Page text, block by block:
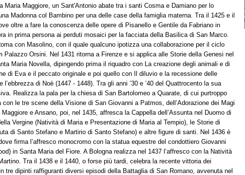
Maria Maggiore, un Sant'Antonio abate tra i santi Cosma e Damiano per lo
Madonna col Bambino per una delle case della famiglia materna. Tra il 1425 e il
oltre a fare la conoscenza delle opere di Pisanello e Gentile da Fabriano in
in prima persona ai perduti mosaici per la facciata della Basilica di San Marco.
con Masolino, con il quale qualcuno ipotizza una collaborazione per il ciclo
Palazzo Orsini. Nel 1431 ritorna a Firenze e si applica alle Storie della Genesi nel
Maria Novella, dipingendo prima il riquadro con La creazione degli animali e di
di Eva e il peccato originale e poi quello con Il diluvio e la recessione delle
di Noè (1447 - 1448). Tra gli anni ’30 e ’40 del Quattrocento la sua
Realizza la pala per la chiesa di San Bartolomeo a Quarate, di cui purtroppo
con le tre scene della Visione di San Giovanni a Patmos, dell’Adorazione dei Magi
e Ansano, poi, nel 1435, affresca la Cappella dell’Assunta nel Duomo di
Vergine (Natività di Maria e Presentazione di Maria al Tempio), le Storie di
di Santo Stefano e Martirio di Santo Stefano) e altre figure di santi. Nel 1436 è
firma l’affresco monocromo con la statua equestre del condottiero Giovanni
in Santa Maria del Fiore. A Bologna realizza nel 1437 l’affresco con la Natività
Tra il 1438 e il 1440, o forse più tardi, celebra la recente vittoria dei
tre dipinti raffiguranti diversi episodi della Battaglia di San Romano, avvenuta nel